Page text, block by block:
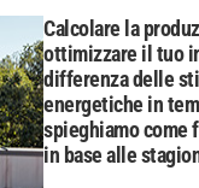
Calcolare la
ottimizzare il tuo
differenza delle
energetiche in
spieghiamo come
in base alle